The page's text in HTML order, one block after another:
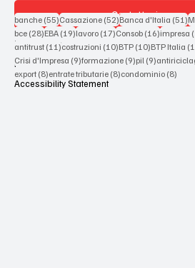
Contattaci
Terms & Conditions
Privacy Policy
Accessibility Statement
banche (55)55 post
Cassazione (52)52 post
Banca d'Italia (51)
bce (28)28 post
EBA (19)19 post
lavoro (17)17 post
Consob (16)16 post
impresa
antitrust (11)11 post
costruzioni (10)10 post
BTP (10)10 post
BTP Italia
Crisi d'Impresa (9)9 post
formazione (9)9 post
pil (9)9 post
export (8)8 post
entrate tributarie (8)8 post
condominio (8)8 post